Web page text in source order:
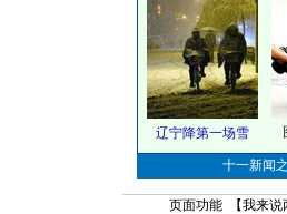
辽宁降第一场雪
十一新闻
页面功能 【我来说